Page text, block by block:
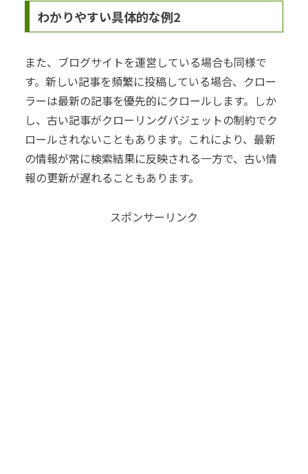
わかりやすい具体的な例2
また、ブログサイトを運営している場合も同様で
す。新しい記事を頻繁に投稿している場合、クロー
ラーは最新の記事を優先的にクロールします。しか
し、古い記事がクローリングバジェットの制約でク
ロールされないこともあります。これにより、最新
の情報が常に検索結果に反映される一方で、古い情
報の更新が遅れることもあります。
スポンサーリンク